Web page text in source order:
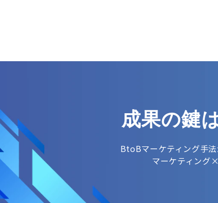
成果の鍵
BtoBマーケティング手
マーケティング